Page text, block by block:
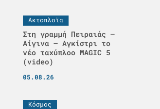
Ακτοπλοϊα
Στη γραμμή Πειραιάς –
Αίγινα – Αγκίστρι το
νέο ταχύπλοο MAGIC 5
(video)
05.08.26
Κόσμος